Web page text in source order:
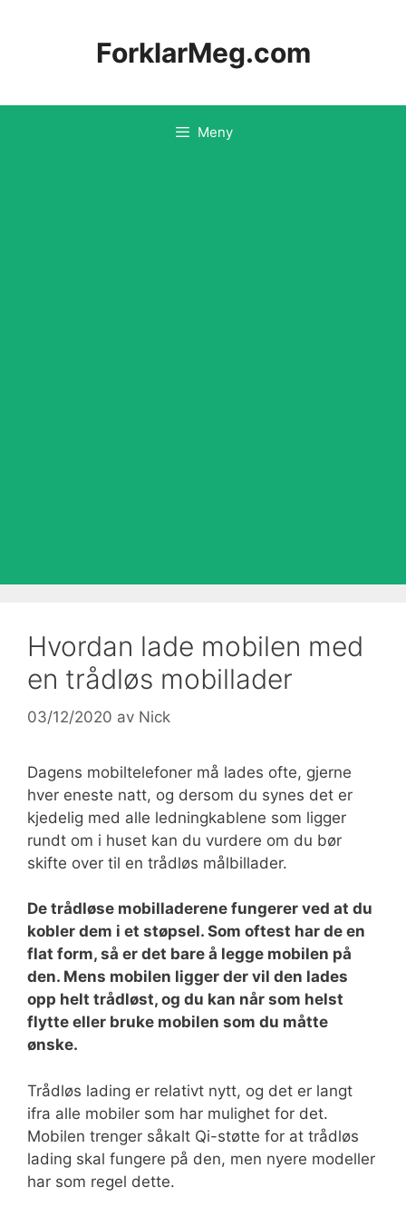
ForklarMeg.com
Meny
Hvordan lade mobilen med
en trådløs mobillader
03/12/2020 av Nick
Dagens mobiltelefoner må lades ofte, gjerne
hver eneste natt, og dersom du synes det er
kjedelig med alle ledningkablene som ligger
rundt om i huset kan du vurdere om du bør
skifte over til en trådløs målbillader.
De trådløse mobilladerene fungerer ved at du
kobler dem i et støpsel. Som oftest har de en
flat form, så er det bare å legge mobilen på
den. Mens mobilen ligger der vil den lades
opp helt trådløst, og du kan når som helst
flytte eller bruke mobilen som du måtte
ønske.
Trådløs lading er relativt nytt, og det er langt
ifra alle mobiler som har mulighet for det.
Mobilen trenger såkalt Qi-støtte for at trådløs
lading skal fungere på den, men nyere modeller
har som regel dette.